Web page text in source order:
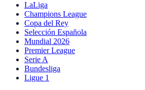
LaLiga
Champions League
Copa del Rey
Selección Española
Mundial 2026
Premier League
Serie A
Bundesliga
Ligue 1